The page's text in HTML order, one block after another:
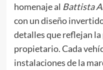
homenaje al Battista
con un diseño
detalles que reflejan
propietario. Cada
instalaciones de la